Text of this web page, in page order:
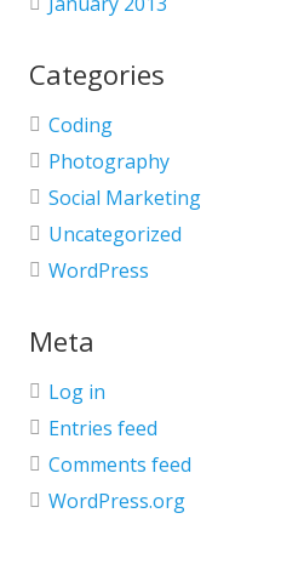
Categories
Coding
Photography
Social Marketing
Uncategorized
WordPress
Meta
Log in
Entries feed
Comments feed
WordPress.org